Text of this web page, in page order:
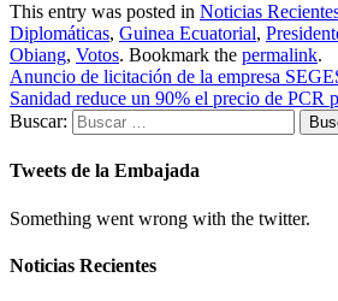
This entry was posted in Noticias
Diplomáticas, Guinea Ecuatorial,
Obiang, Votos. Bookmark the permalink.
Anuncio de licitación de la empresa
Sanidad reduce un 90% el precio de PCR
Buscar:
Tweets de la Embajada
Something went wrong with the twitter.
Noticias Recientes